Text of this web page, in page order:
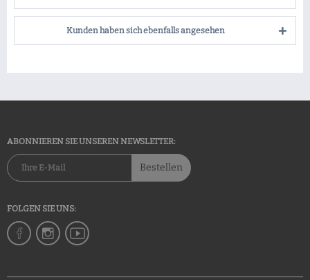
Kunden haben sich ebenfalls angesehen
ABONNIEREN SIE UNSEREN NEWSLETTER:
Bestellen
FOLGEN SIE UNS: